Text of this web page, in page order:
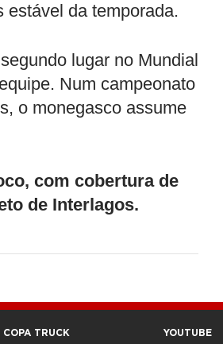
estável da temporada.
lugar no Mundial
Num campeonato
o monegasco assume
com cobertura de
de Interlagos.
COPA TRUCK
YOUTUBE